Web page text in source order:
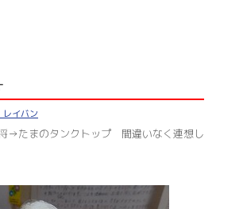
イバン
→たまのタンクトップ 間違いなく連想し